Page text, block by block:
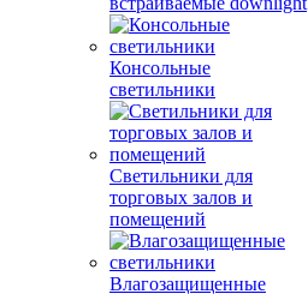
Консольные
светильники
Светильники для
торговых залов и
помещений
Влагозащищенные